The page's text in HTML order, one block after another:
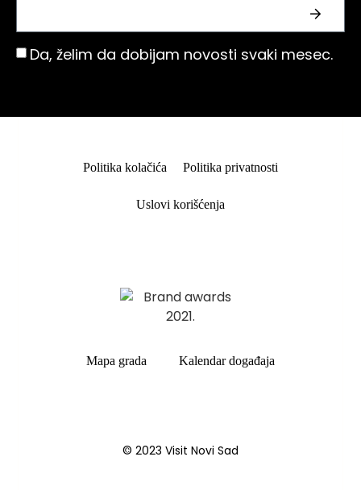
Da, želim da dobijam novosti svaki mesec.
Politika kolačića Politika privatnosti
Uslovi korišćenja
Mapa grada Kalendar događaja
© 2023 Visit Novi Sad